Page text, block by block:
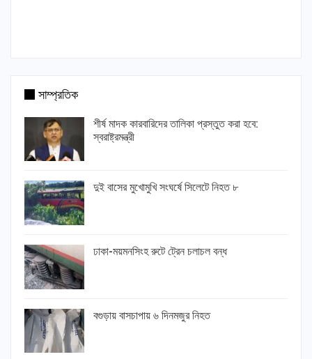
সাম্প্রতিক
শীর্ষ মাদক কারবারিদের তালিকা প্রস্তুত করা হবে:
স্বরাষ্ট্রমন্ত্রী
দুই বাসের মুখোমুখি সংঘর্ষে সিলেটে নিহত ৮
ঢাকা-ময়মনসিংহ রুটে ট্রেন চলাচল বন্ধ
বগুড়ায় বাসচাপায় ৬ দিনমজুর নিহত